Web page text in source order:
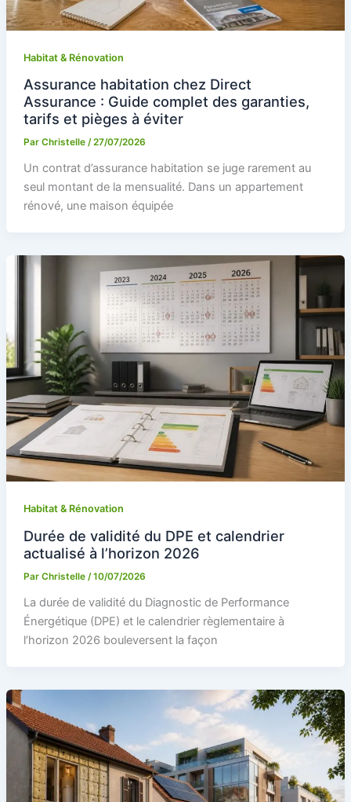
Habitat & Rénovation
Assurance habitation chez Direct
Assurance : Guide complet des garanties,
tarifs et pièges à éviter
Par Christelle /27/07/2026
Un contrat d’assurance habitation se juge rarement au
seul montant de la mensualité. Dans un appartement
rénové, une maison équipée
Habitat & Rénovation
Durée de validité du DPE et calendrier
actualisé à l’horizon 2026
Par Christelle /10/07/2026
La durée de validité du Diagnostic de Performance
Énergétique (DPE) et le calendrier règlementaire à
l’horizon 2026 bouleversent la façon